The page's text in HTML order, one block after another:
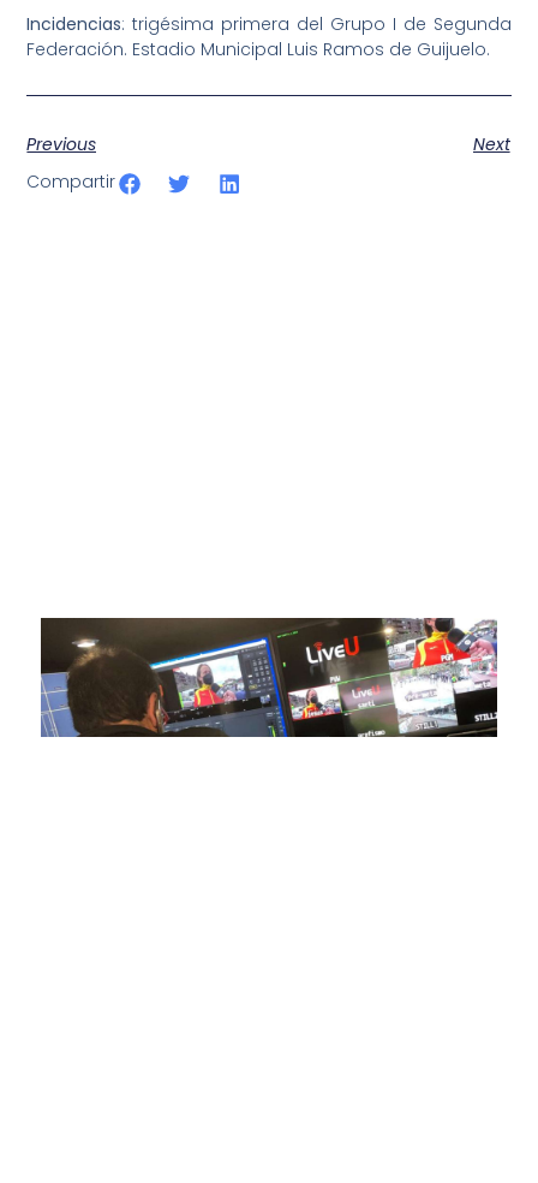
Incidencias: trigésima primera del Grupo I de Segunda
Federación. Estadio Municipal Luis Ramos de Guijuelo.
Previous
Next
Compartir